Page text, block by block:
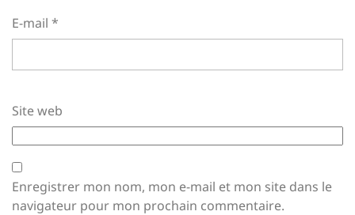
E-mail *
Site web
Enregistrer mon nom, mon e-mail et mon site dans le
navigateur pour mon prochain commentaire.